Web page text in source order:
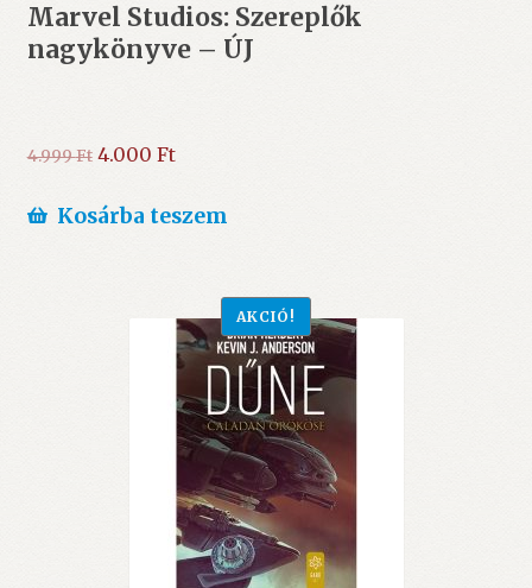
Marvel Studios: Szereplők
nagykönyve – ÚJ
4.999Ft Original
was:
4.000 FtCurrent
is:
Kosárba teszem
AKCIÓ!